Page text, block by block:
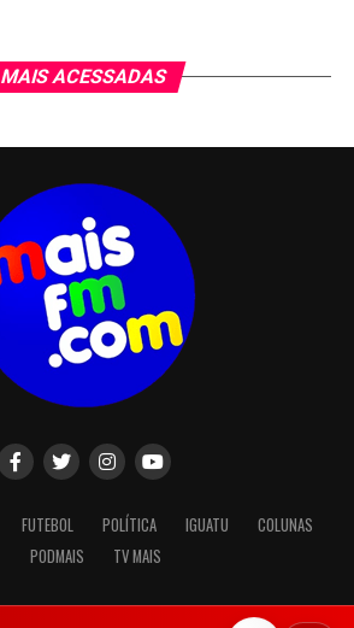
MAIS ACESSADAS
FUTEBOL POLÍTICA IGUATU
COLUNAS
PODMAIS
TV MAIS